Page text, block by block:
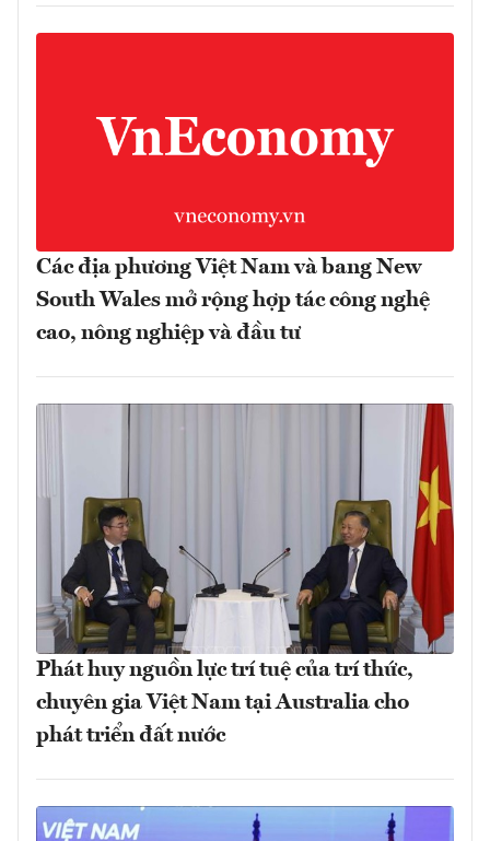
Các địa phương Việt Nam và bang New
South Wales mở rộng hợp tác công nghệ
cao, nông nghiệp và đầu tư
Phát huy nguồn lực trí tuệ của trí thức,
chuyên gia Việt Nam tại Australia cho
phát triển đất nước